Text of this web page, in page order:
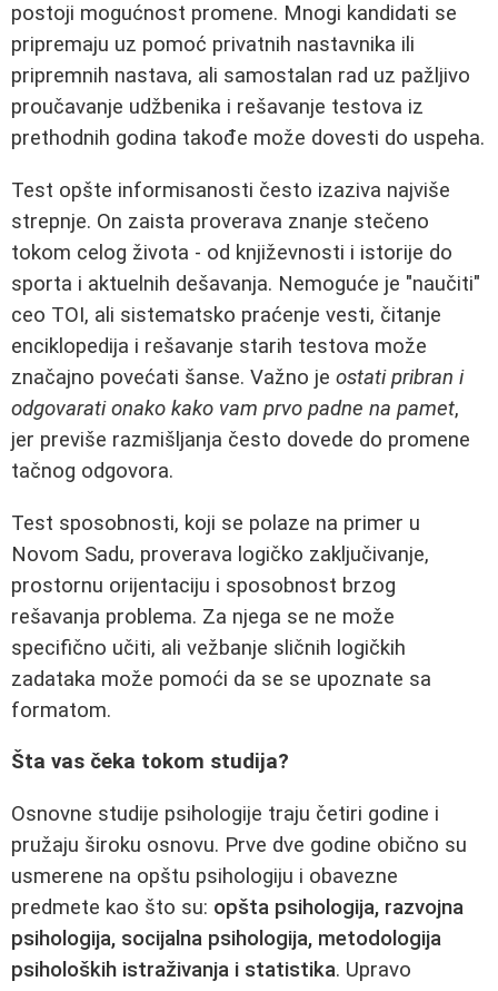
postoji mogućnost promene. Mnogi kandidati se
pripremaju uz pomoć privatnih nastavnika ili
pripremnih nastava, ali samostalan rad uz pažljivo
proučavanje udžbenika i rešavanje testova iz
prethodnih godina takođe može dovesti do uspeha.
Test opšte informisanosti često izaziva najviše
strepnje. On zaista proverava znanje stečeno
tokom celog života - od književnosti i istorije do
sporta i aktuelnih dešavanja. Nemoguće je "naučiti"
ceo TOI, ali sistematsko praćenje vesti, čitanje
enciklopedija i rešavanje starih testova može
značajno povećati šanse. Važno je ostati pribran i
odgovarati onako kako vam prvo padne na pamet,
jer previše razmišljanja često dovede do promene
tačnog odgovora.
Test sposobnosti, koji se polaze na primer u
Novom Sadu, proverava logičko zaključivanje,
prostornu orijentaciju i sposobnost brzog
rešavanja problema. Za njega se ne može
specifično učiti, ali vežbanje sličnih logičkih
zadataka može pomoći da se se upoznate sa
formatom.
Šta vas čeka tokom studija?
Osnovne studije psihologije traju četiri godine i
pružaju široku osnovu. Prve dve godine obično su
usmerene na opštu psihologiju i obavezne
predmete kao što su: opšta psihologija, razvojna
psihologija, socijalna psihologija, metodologija
psiholoških istraživanja i statistika. Upravo